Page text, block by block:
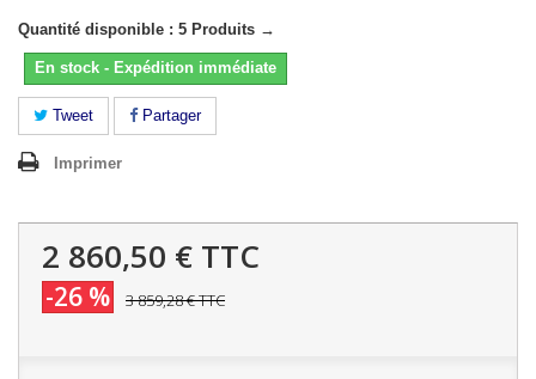
Quantité disponible : 5 Produits →
En stock - Expédition immédiate
Tweet Partager
Imprimer
2 860,50 € TTC
-26 % 3 859,28 €TTC